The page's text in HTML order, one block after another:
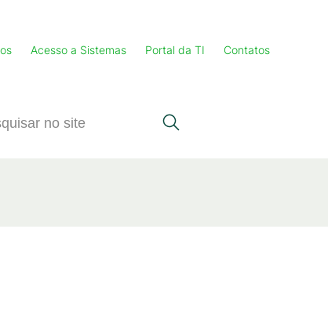
Acesso a Sistemas Portal da TI Contatos